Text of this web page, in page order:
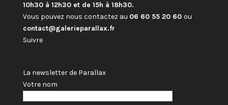
10h30 à 12h30 et de 15h à 18h30.
Vous pouvez nous contactez au 06 60 55 20 60 ou
contact@galerieparallax.fr
Suivre
La newsletter de Parallax
Votre nom